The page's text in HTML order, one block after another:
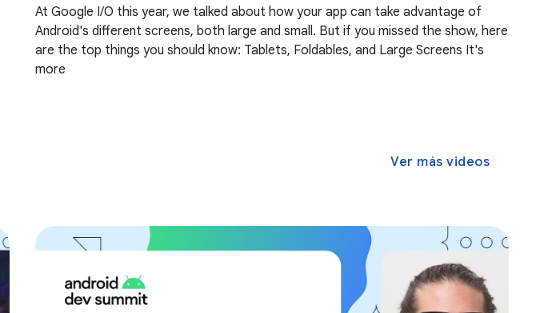
At Google I/O this year, we talked about how your app can take advantage of
Android's different screens, both large and small. But if you missed the show, here
are the top things you should know: Tablets, Foldables, and Large Screens It's
more
Ver más videos